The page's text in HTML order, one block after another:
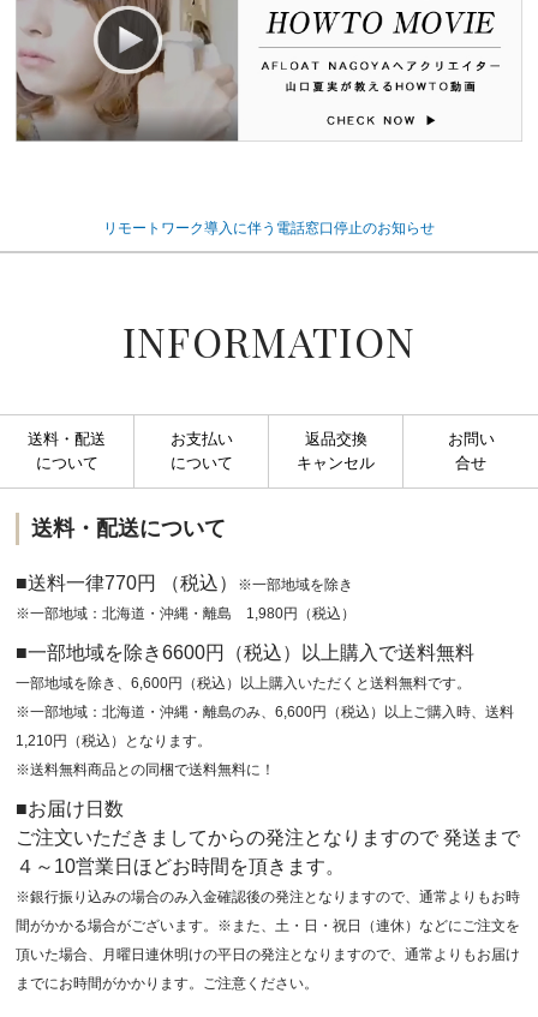
リモートワーク導入に伴う電話窓口停止のお知らせ
INFORMATION
送料・配送
について
お支払い
について
返品交換
キャンセル
お問い
合せ
送料・配送について
■送料一律770円 （税込）
※一部地域を除き
※一部地域：北海道・沖縄・離島 1,980円（税込）
■一部地域を除き6600円（税込）以上購入で送料無料
一部地域を除き、6,600円（税込）以上購入いただくと送料無料です。
※一部地域：北海道・沖縄・離島のみ、6,600円（税込）以上ご購入時、送料
1,210円（税込）となります。
※送料無料商品との同梱で送料無料に！
■お届け日数
ご注文いただきましてからの発注となりますので 発送まで
４～10営業日ほどお時間を頂きます。
※銀行振り込みの場合のみ入金確認後の発注となりますので、通常よりもお時
間がかかる場合がございます。※また、土・日・祝日（連休）などにご注文を
頂いた場合、月曜日連休明けの平日の発注となりますので、通常よりもお届け
までにお時間がかかります。ご注意ください。